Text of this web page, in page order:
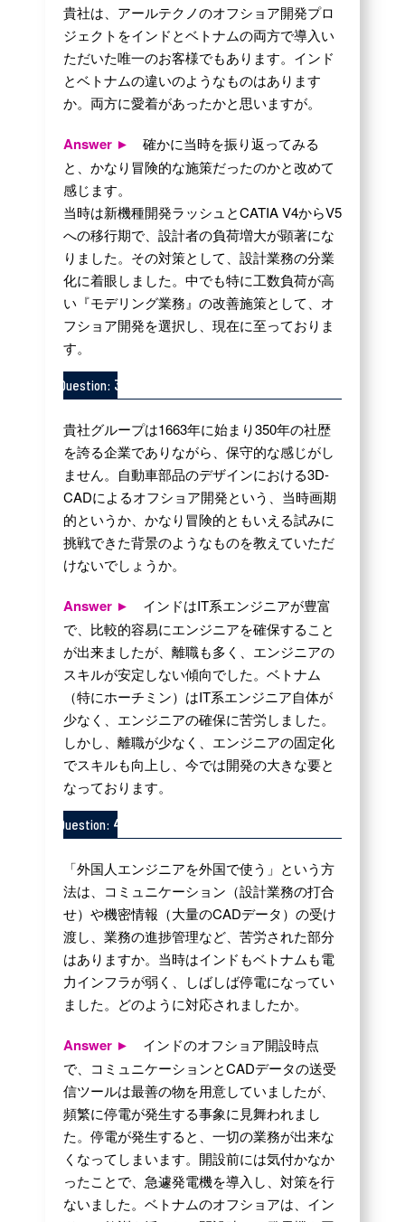
貴社は、アールテクノのオフショア開発プロ
ジェクトをインドとベトナムの両方で導入い
ただいた唯一のお客様でもあります。インド
とベトナムの違いのようなものはあります
か。両方に愛着があったかと思いますが。
Answer ►
確かに当時を振り返ってみる
と、かなり冒険的な施策だったのかと改めて
感じます。
当時は新機種開発ラッシュとCATIA V4からV5
への移行期で、設計者の負荷増大が顕著にな
りました。その対策として、設計業務の分業
化に着眼しました。中でも特に工数負荷が高
い『モデリング業務』の改善施策として、オ
フショア開発を選択し、現在に至っておりま
す。
Question: 3
貴社グループは1663年に始まり350年の社歴
を誇る企業でありながら、保守的な感じがし
ません。自動車部品のデザインにおける3D-
CADによるオフショア開発という、当時画期
的というか、かなり冒険的ともいえる試みに
挑戦できた背景のようなものを教えていただ
けないでしょうか。
Answer ►
インドはIT系エンジニアが豊富
で、比較的容易にエンジニアを確保すること
が出来ましたが、離職も多く、エンジニアの
スキルが安定しない傾向でした。ベトナム
（特にホーチミン）はIT系エンジニア自体が
少なく、エンジニアの確保に苦労しました。
しかし、離職が少なく、エンジニアの固定化
でスキルも向上し、今では開発の大きな要と
なっております。
Question: 4
「外国人エンジニアを外国で使う」という方
法は、コミュニケーション（設計業務の打合
せ）や機密情報（大量のCADデータ）の受け
渡し、業務の進捗管理など、苦労された部分
はありますか。当時はインドもベトナムも電
力インフラが弱く、しばしば停電になってい
ました。どのように対応されましたか。
Answer ►
インドのオフショア開設時点
で、コミュニケーションとCADデータの送受
信ツールは最善の物を用意していましたが、
頻繁に停電が発生する事象に見舞われまし
た。停電が発生すると、一切の業務が出来な
くなってしまいます。開設前には気付かなか
ったことで、急遽発電機を導入し、対策を行
ないました。ベトナムのオフショアは、イン